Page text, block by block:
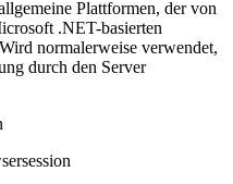
Plattformen, der von
.NET-basierten
normalerweise verwendet,
durch den Server